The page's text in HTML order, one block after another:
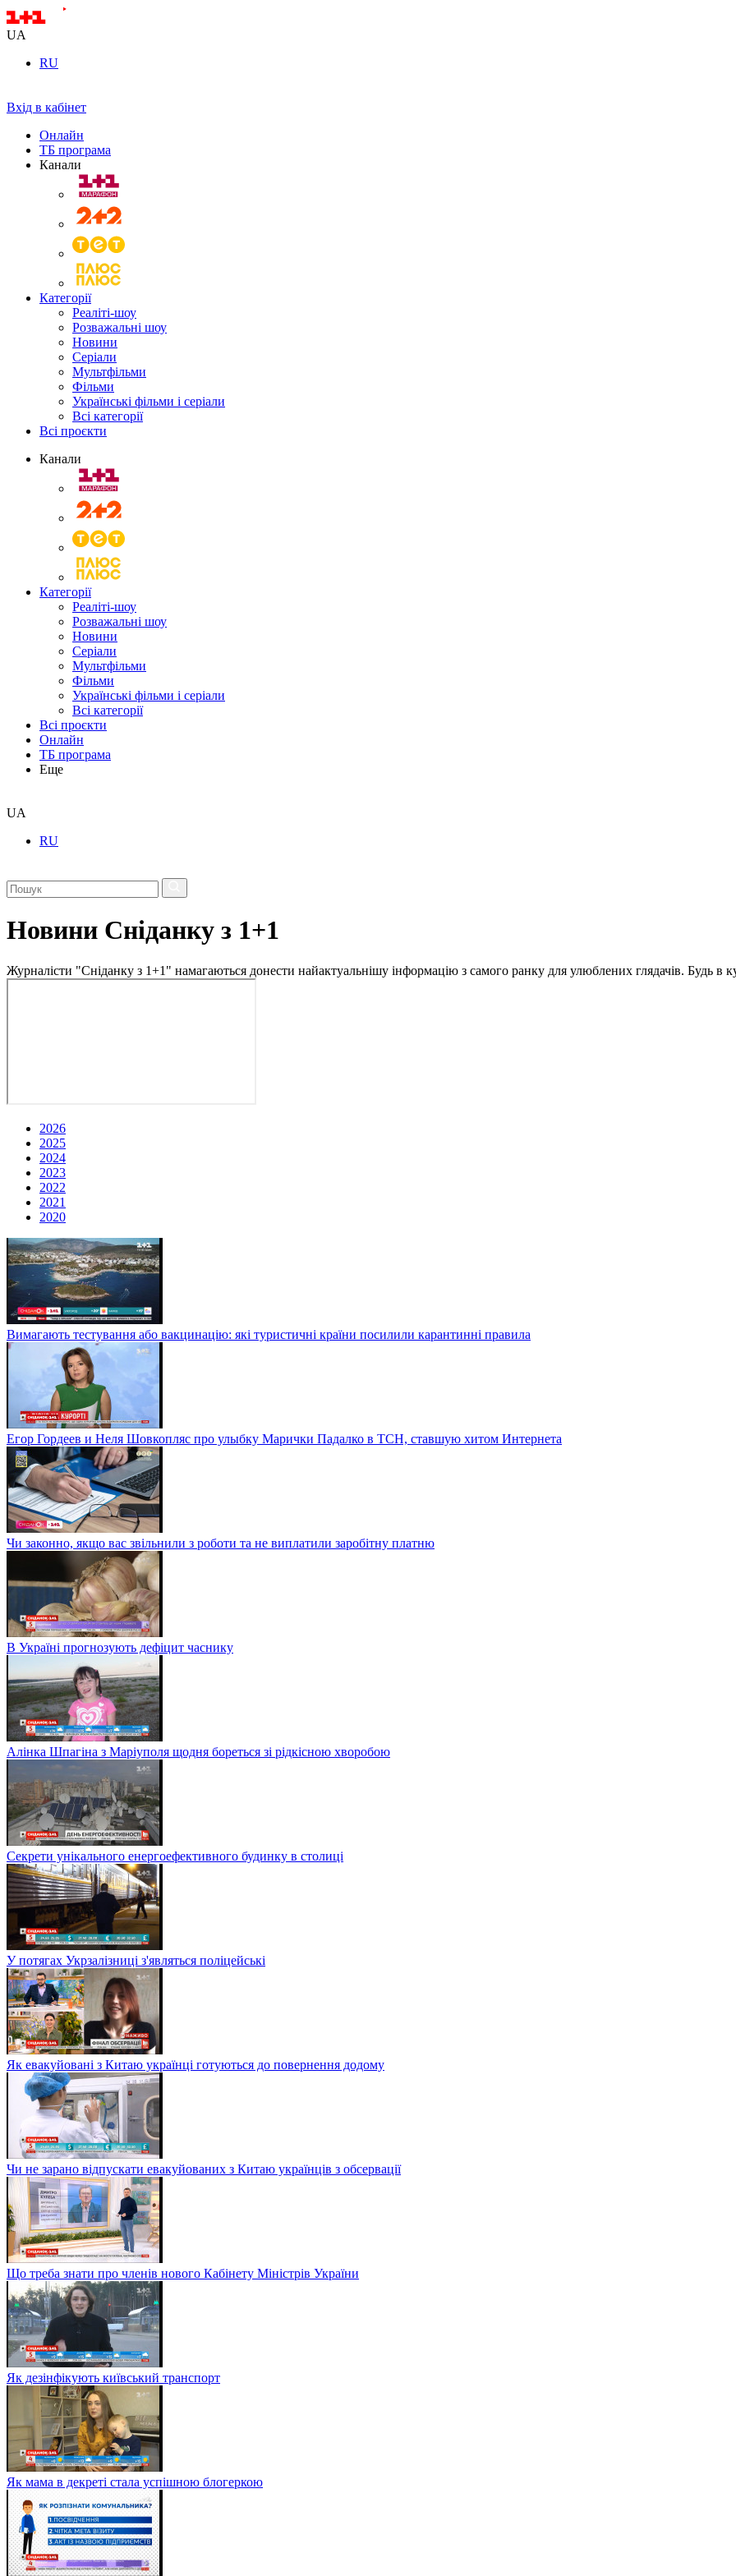
UA
RU
Вхід в кабінет
Онлайн
ТБ програма
Канали
Категорії
Реаліті-шоу
Розважальні шоу
Новини
Серіали
Мультфільми
Фільми
Українські фільми і серіали
Всі категорії
Всі проєкти
Канали
Категорії
Реаліті-шоу
Розважальні шоу
Новини
Серіали
Мультфільми
Фільми
Українські фільми і серіали
Всі категорії
Всі проєкти
Онлайн
ТБ програма
Еще
UA
RU
Новини Сніданку з 1+1
Журналісти "Сніданку з 1+1" намагаються донести найактуальнішу інформацію з самого ранку для улюблених глядачів. Будь в
2026
2025
2024
2023
2022
2021
2020
Вимагають тестування або вакцинацію: які туристичні країни посилили карантинні правила
Егор Гордеев и Неля Шовкопляс про улыбку Марички Падалко в ТСН, ставшую хитом Интернета
Чи законно, якщо вас звільнили з роботи та не виплатили заробітну платню
В Україні прогнозують дефіцит часнику
Алінка Шпагіна з Маріуполя щодня бореться зі рідкісною хворобою
Секрети унікального енергоефективного будинку в столиці
У потягах Укрзалізниці з'являться поліцейські
Як евакуйовані з Китаю українці готуються до повернення додому
Чи не зарано відпускати евакуйованих з Китаю українців з обсервації
Що треба знати про членів нового Кабінету Міністрів України
Як дезінфікують київський транспорт
Як мама в декреті стала успішною блогеркою